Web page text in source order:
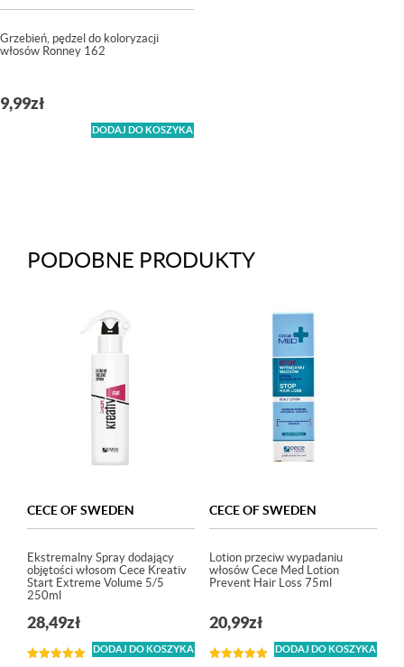
Grzebień, pędzel do koloryzacji
włosów Ronney 162
9,99zł
DODAJ DO KOSZYKA
PODOBNE PRODUKTY
CECE OF SWEDEN
Ekstremalny Spray dodający
objętości włosom Cece Kreativ
Start Extreme Volume 5/5
250ml
28,49zł
DODAJ DO KOSZYKA
CECE OF SWEDEN
Lotion przeciw wypadaniu
włosów Cece Med Lotion
Prevent Hair Loss 75ml
20,99zł
DODAJ DO KOSZYKA